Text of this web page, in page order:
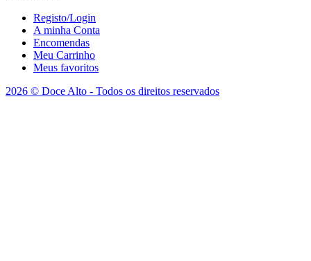
Registo/Login
A minha Conta
Encomendas
Meu Carrinho
Meus favoritos
2026 © Doce Alto - Todos os direitos reservados